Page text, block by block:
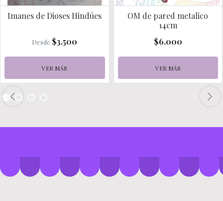
Imanes de Dioses Hindúes
Desde $3.500
VER MÁS
OM de pared metalico
14cm
$6.000
VER MÁS